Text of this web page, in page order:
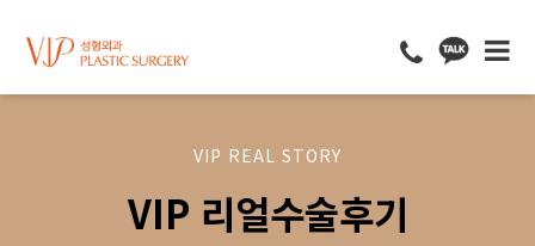
VIP REAL STORY
VIP 리얼수술후기